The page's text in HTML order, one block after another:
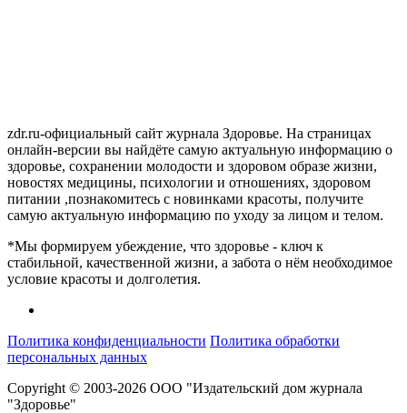
zdr.ru-официальный сайт журнала Здоровье. На страницах
онлайн-версии вы найдёте самую актуальную информацию о
здоровье, сохранении молодости и здоровом образе жизни,
новостях медицины, психологии и отношениях, здоровом
питании ,познакомитесь с новинками красоты, получите
самую актуальную информацию по уходу за лицом и телом.
*Мы формируем убеждение, что здоровье - ключ к
стабильной, качественной жизни, а забота о нём необходимое
условие красоты и долголетия.
Политика конфиденциальности Политика обработки
персональных данных
Copyright © 2003-2026 ООО "Издательский дом журнала
"Здоровье"